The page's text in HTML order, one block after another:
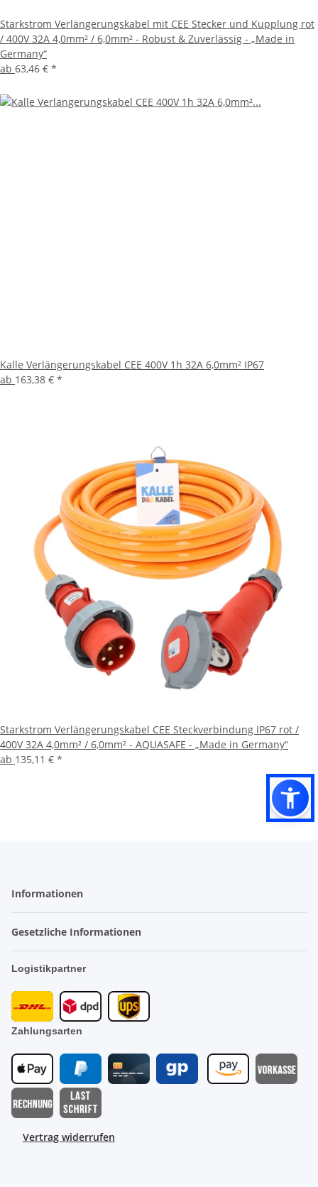
Starkstrom Verlängerungskabel mit CEE Stecker und Kupplung rot
/ 400V 32A 4,0mm² / 6,0mm² - Robust & Zuverlässig - „Made in
Germany“
ab 63,46 € *
Kalle Verlängerungskabel CEE 400V 1h 32A 6,0mm² IP67
ab 163,38 € *
Starkstrom Verlängerungskabel CEE Steckverbindung IP67 rot /
400V 32A 4,0mm² / 6,0mm² - AQUASAFE - „Made in Germany“
ab 135,11 € *
Informationen
Gesetzliche Informationen
Logistikpartner
Zahlungsarten
Vertrag widerrufen